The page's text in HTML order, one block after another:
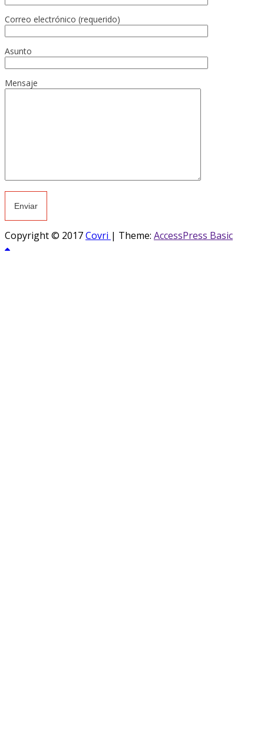
Correo electrónico (requerido)
Asunto
Mensaje
Copyright © 2017Covri | Theme: AccessPress Basic